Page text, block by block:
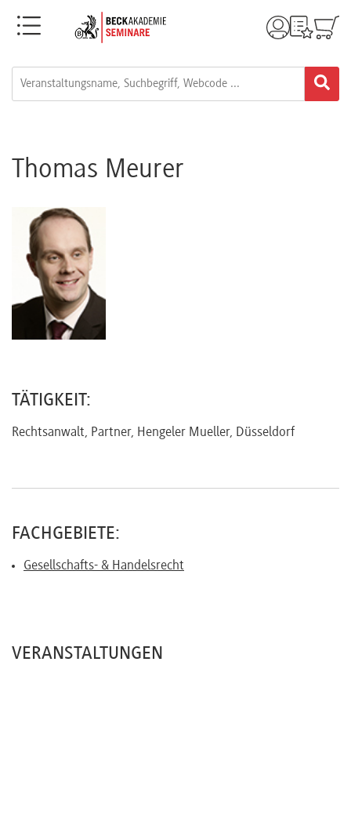
Menü
Webinare
Learnings
Über
Thomas Meurer
TÄTIGKEIT:
Rechtsanwalt, Partner, Hengeler Mueller, Düsseldorf
FACHGEBIETE:
Gesellschafts- & Handelsrecht
VERANSTALTUNGEN